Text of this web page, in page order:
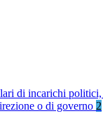
di incarichi politici,
o di governo 2